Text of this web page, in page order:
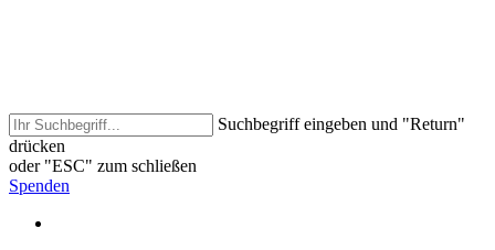
Suchbegriff eingeben und "Return"
drücken
oder "ESC" zum schließen
Spenden